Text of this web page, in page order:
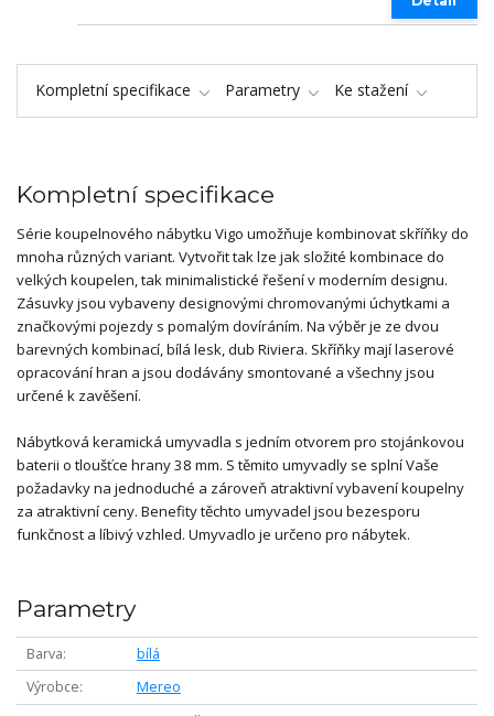
Kompletní specifikace Parametry Ke stažení
Kompletní specifikace
Série koupelnového nábytku Vigo umožňuje kombinovat skříňky do
mnoha různých variant. Vytvořit tak lze jak složité kombinace do
velkých koupelen, tak minimalistické řešení v moderním designu.
Zásuvky jsou vybaveny designovými chromovanými úchytkami a
značkovými pojezdy s pomalým dovíráním. Na výběr je ze dvou
barevných kombinací, bílá lesk, dub Riviera. Skříňky mají laserové
opracování hran a jsou dodávány smontované a všechny jsou
určené k zavěšení.
Nábytková keramická umyvadla s jedním otvorem pro stojánkovou
baterii o tloušťce hrany 38 mm. S těmito umyvadly se splní Vaše
požadavky na jednoduché a zároveň atraktivní vybavení koupelny
za atraktivní ceny. Benefity těchto umyvadel jsou bezesporu
funkčnost a líbivý vzhled. Umyvadlo je určeno pro nábytek.
Parametry
Barva
bílá
Výrobce
Mereo